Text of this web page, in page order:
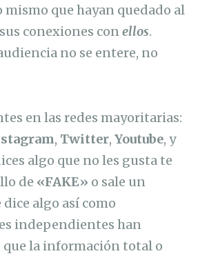
mismo que hayan quedado al
conexiones conellos.
no se entere, no
en las redes mayoritarias:
, Twitter,Youtube, y
algo que no les gusta te
de «FAKE» o sale un
algo así como
independientes han
que la información total o